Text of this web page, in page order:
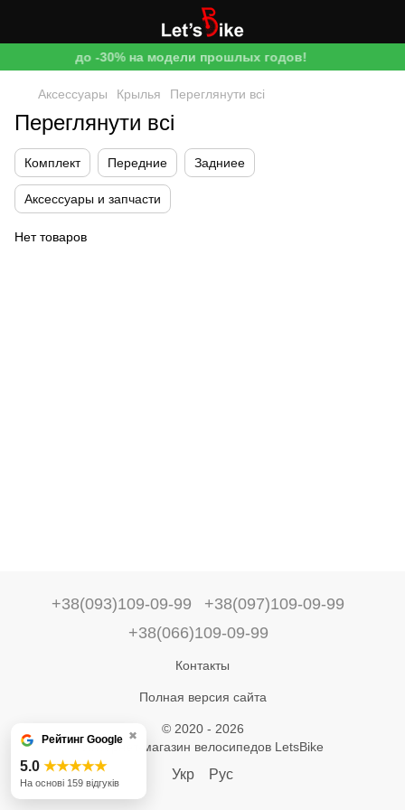
до -30% на модели прошлых годов!
Аксессуары Крылья Переглянути всі
Переглянути всі
Комплект Передние Задниее
Аксессуары и запчасти
Нет товаров
+38(093)109-09-99
+38(097)109-09-99
+38(066)109-09-99
Контакты
Полная версия сайта
© 2020 - 2026
Интернет-магазин велосипедов LetsBike
Укр Рус
✖
Рейтинг Google
5.0 ★★★★★
На основі 159 відгуків